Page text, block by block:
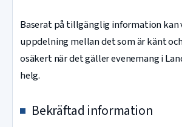
Baserat på tillgänglig information kan
uppdelning mellan det som är känt
osäkert när det gäller evenemang i
helg.
Bekräftad information